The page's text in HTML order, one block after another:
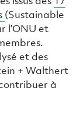
(Sustainable
l’ONU et
et des
+ Walthert
à